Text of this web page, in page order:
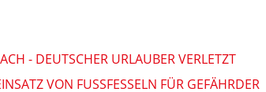
- DEUTSCHER URLAUBER VERLETZT
VON FUSSFESSELN FÜR GEFÄHRDER